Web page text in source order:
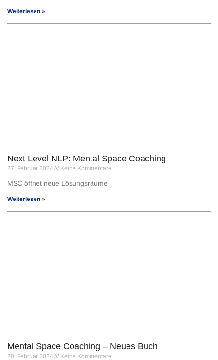
Weiterlesen »
Next Level NLP: Mental Space Coaching
27. Februar 2024 Keine Kommentare
MSC öffnet neue Lösungsräume
Weiterlesen »
Mental Space Coaching – Neues Buch
20. Februar 2024 Keine Kommentare